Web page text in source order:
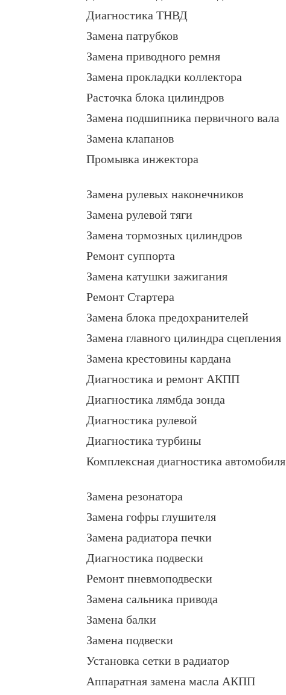
Диагностика ТНВД
Замена патрубков
Замена приводного ремня
Замена прокладки коллектора
Расточка блока цилиндров
Замена подшипника первичного вала
Замена клапанов
Промывка инжектора
Замена рулевых наконечников
Замена рулевой тяги
Замена тормозных цилиндров
Ремонт суппорта
Замена катушки зажигания
Ремонт Стартера
Замена блока предохранителей
Замена главного цилиндра сцепления
Замена крестовины кардана
Диагностика и ремонт АКПП
Диагностика лямбда зонда
Диагностика рулевой
Диагностика турбины
Комплексная диагностика автомобиля
Замена резонатора
Замена гофры глушителя
Замена радиатора печки
Диагностика подвески
Ремонт пневмоподвески
Замена сальника привода
Замена балки
Замена подвески
Установка сетки в радиатор
Аппаратная замена масла АКПП